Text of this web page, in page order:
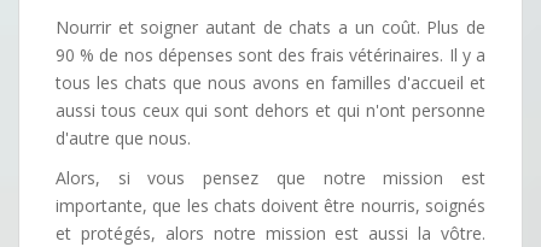
Nourrir et soigner autant de chats a un coût. Plus de
90 % de nos dépenses sont des frais vétérinaires. Il y a
tous les chats que nous avons en familles d'accueil et
aussi tous ceux qui sont dehors et qui n'ont personne
d'autre que nous.
Alors, si vous pensez que notre mission est
importante, que les chats doivent être nourris, soignés
et protégés, alors notre mission est aussi la vôtre.